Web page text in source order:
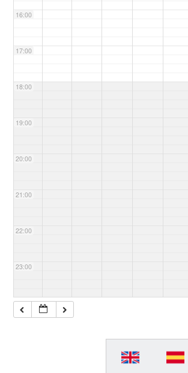
16:00
17:00
18:00
19:00
20:00
21:00
22:00
23:00